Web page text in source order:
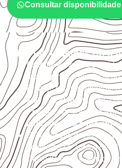
Consultar disponibilidade
Critérios técnicos de
Escolha a medida
montagem e
Planeje o corte conforme
1,60 × 2,50 m, sujeitos à
Proteja cortes, furos e
indicada para o projeto.
Evite contato direto com o
acumulada e apoios
Consulte a ficha técnica